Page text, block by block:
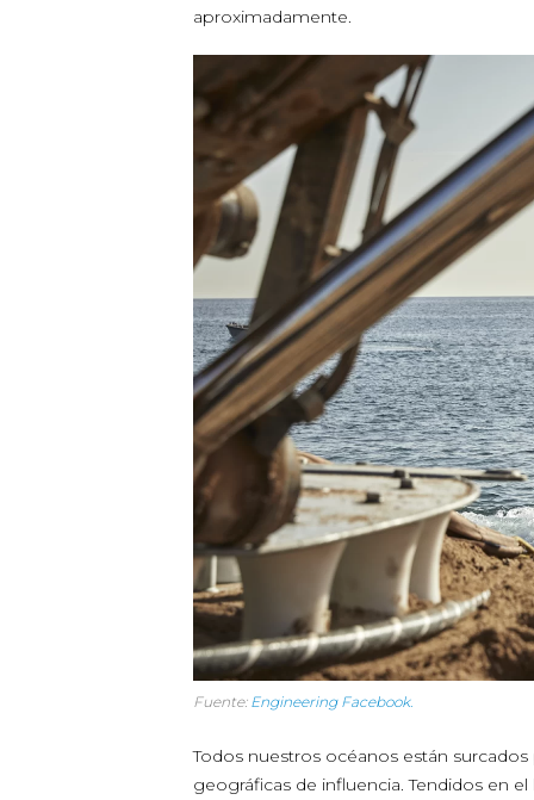
aproximadamente.
Fuente: Engineering Facebook.
Todos nuestros océanos están
geográficas de influencia. Tendidos en